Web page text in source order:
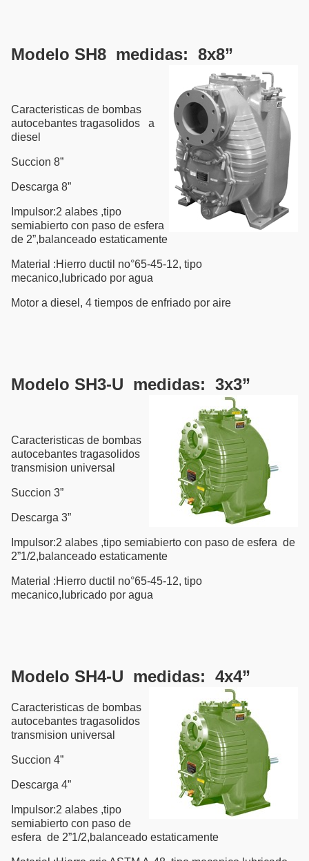
Modelo SH8 medidas: 8x8”
Caracteristicas de bombas
autocebantes tragasolidos a
diesel
Succion 8”
Descarga 8”
Impulsor:2 alabes ,tipo
semiabierto con paso de esfera
de 2”,balanceado estaticamente
Material :Hierro ductil no°65-45-12, tipo
mecanico,lubricado por agua
Motor a diesel, 4 tiempos de enfriado por aire
Modelo SH3-U medidas: 3x3”
Caracteristicas de bombas
autocebantes tragasolidos
transmision universal
Succion 3”
Descarga 3”
Impulsor:2 alabes ,tipo semiabierto con paso de esfera de
2”1/2,balanceado estaticamente
Material :Hierro ductil no°65-45-12, tipo
mecanico,lubricado por agua
Modelo SH4-U medidas: 4x4”
Caracteristicas de bombas
autocebantes tragasolidos
transmision universal
Succion 4”
Descarga 4”
Impulsor:2 alabes ,tipo
semiabierto con paso de
esfera de 2”1/2,balanceado estaticamente